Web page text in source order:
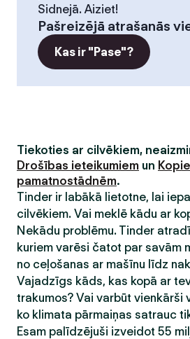
Sidnejā. Aiziet!
Pašreizējā atrašanās
Kas ir "Pase"?
Tiekoties ar cilvēkiem,
Drošības ieteikumiem un
pamatnostādnēm.
Tinder ir labākā lietotne, lai
cilvēkiem. Vai meklē kādu ar
Nekādu problēmu. Tinder
kuriem varēsi čatot par savām
no ceļošanas ar mašīnu līdz
Vajadzīgs kāds, kas kopā ar
trakumos? Vai varbūt vienkārši
ko klimata pārmaiņas satrauc
Esam palīdzējuši izveidot 55